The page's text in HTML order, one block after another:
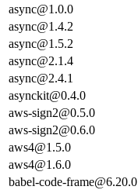
async@1.0.0
async@1.4.2
async@1.5.2
async@2.1.4
async@2.4.1
asynckit@0.4.0
aws-sign2@0.5.0
aws-sign2@0.6.0
aws4@1.5.0
aws4@1.6.0
babel-code-frame@6.20.0